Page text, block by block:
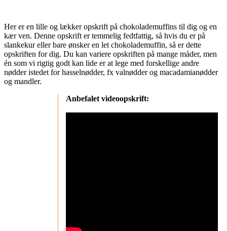
Her er en lille og lækker opskrift på chokolademuffins til dig og en
kær ven. Denne opskrift er temmelig fedtfattig, så hvis du er på
slankekur eller bare ønsker en let chokolademuffin, så er dette
opskriften for dig. Du kan variere opskriften på mange måder, men
én som vi rigtig godt kan lide er at lege med forskellige andre
nødder istedet for hasselnødder, fx valnødder og macadamianødder
og mandler.
Anbefalet videoopskrift: